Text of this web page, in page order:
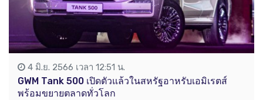
4 มิ.ย. 2566 เวลา 12:51 น.
GWM Tank 500 เปิดตัวแล้วในสหรัฐอาหรับเอมิเรตส์
พร้อมขยายตลาดทั่วโลก